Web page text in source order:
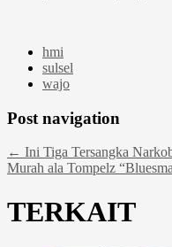
hmi
sulsel
wajo
Post navigation
← Ini Tiga Tersangka
Murah ala Tompelz
TERKAIT